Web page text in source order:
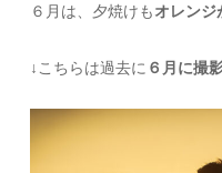
６月は、夕焼けもオレンジ
↓こちらは過去に ６月に撮